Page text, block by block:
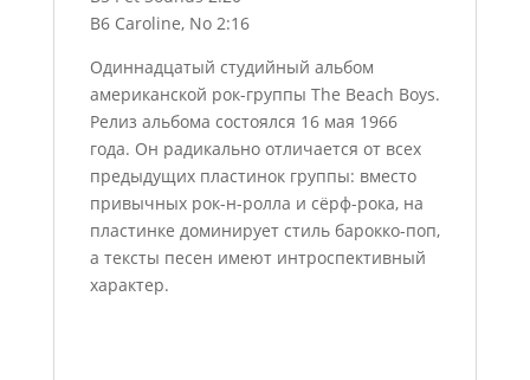
B6 Caroline, No 2:16
Одиннадцатый студийный альбом
американской рок-группы The Beach Boys.
Релиз альбома состоялся 16 мая 1966
года. Он радикально отличается от всех
предыдущих пластинок группы: вместо
привычных рок-н-ролла и сёрф-рока, на
пластинке доминирует стиль барокко-поп,
а тексты песен имеют интроспективный
характер.